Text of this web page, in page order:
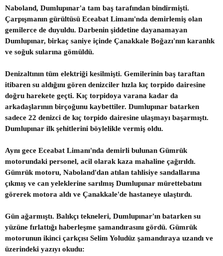
Naboland, Dumlupınar'a tam baş tarafından bindirmişti.
Çarpışmanın gürültüsü Eceabat Limanı'nda demirlemiş olan
gemilerce de duyuldu. Darbenin şiddetine dayanamayan
Dumlupınar, birkaç saniye içinde Çanakkale Boğazı'nın karanlık
ve soğuk sularına gömüldü.
Denizaltının tüm elektriği kesilmişti. Gemilerinin baş taraftan
itibaren su aldığını gören denizciler hızla kıç torpido dairesine
doğru harekete geçti. Kıç torpidoya varana kadar da
arkadaşlarının birçoğunu kaybettiler. Dumlupınar batarken
sadece 22 denizci de kıç torpido dairesine ulaşmayı başarmıştı.
Dumlupınar ilk şehitlerini böylelikle vermiş oldu.
Aynı gece Eceabat Limanı'nda demirli bulunan Gümrük
motorundaki personel, acil olarak kaza mahaline çağırıldı.
Gümrük motoru, Naboland'dan atılan tahlisiye sandallarına
çıkmış ve can yeleklerine sarılmış Dumlupınar mürettebatını
görerek motora aldı ve Çanakkale'de hastaneye ulaştırdı.
Gün ağarmıştı. Balıkçı tekneleri, Dumlupınar'ın batarken su
yüzüne fırlattığı haberleşme şamandırasını gördü. Gümrük
motorunun ikinci çarkçısı Selim Yoludüz şamandıraya uzandı ve
üzerindeki yazıyı okudu: